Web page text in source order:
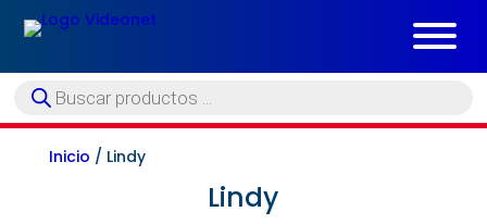
Búsqueda
de
Inicio / Lindy
Lindy